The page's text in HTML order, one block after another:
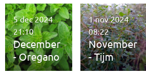
December
- Oregano
5 dec 2024
21:10
November
- Tijm
1 nov 2024
08:22